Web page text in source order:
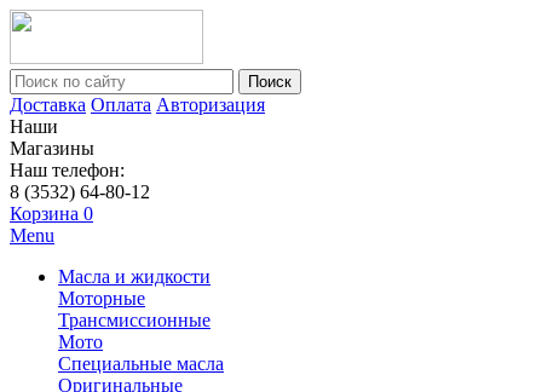
Поиск
Доставка Оплата Авторизация
Наши
Магазины
Наш телефон:
8 (3532) 64-80-12
Корзина 0
Menu
Масла и жидкости
Моторные
Трансмиссионные
Мото
Специальные масла
Оригинальные